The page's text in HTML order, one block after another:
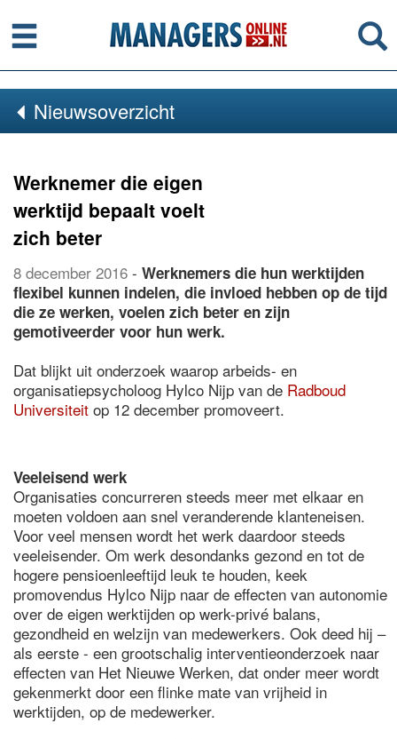
Menu
Nieuwsoverzicht
Werknemer die eigen
werktijd bepaalt voelt
zich beter
8 december 2016 - Werknemers die hun werktijden
flexibel kunnen indelen, die invloed hebben op de tijd
die ze werken, voelen zich beter en zijn
gemotiveerder voor hun werk.
Dat blijkt uit onderzoek waarop arbeids- en
organisatiepsycholoog Hylco Nijp van de Radboud
Universiteit op 12 december promoveert.
Veeleisend werk
Organisaties concurreren steeds meer met elkaar en
moeten voldoen aan snel veranderende klanteneisen.
Voor veel mensen wordt het werk daardoor steeds
veeleisender. Om werk desondanks gezond en tot de
hogere pensioenleeftijd leuk te houden, keek
promovendus Hylco Nijp naar de effecten van autonomie
over de eigen werktijden op werk-privé balans,
gezondheid en welzijn van medewerkers. Ook deed hij –
als eerste - een grootschalig interventieonderzoek naar
effecten van Het Nieuwe Werken, dat onder meer wordt
gekenmerkt door een flinke mate van vrijheid in
werktijden, op de medewerker.